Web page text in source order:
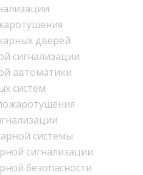
дверей
сигнализации
автоматики
систем
системы
сигнализации
безопасности